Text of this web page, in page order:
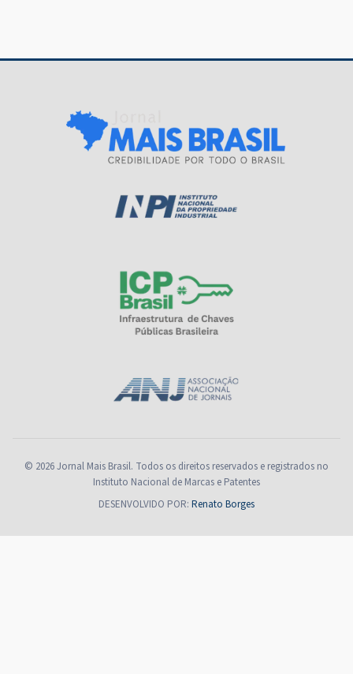
© 2026 Jornal Mais Brasil. Todos os direitos reservados e registrados no
Instituto Nacional de Marcas e Patentes
DESENVOLVIDO POR: Renato Borges